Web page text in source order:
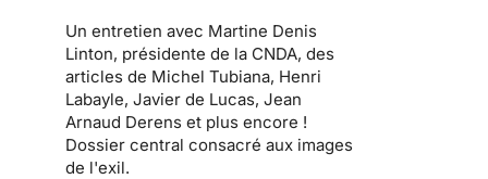
Un entretien avec Martine Denis
Linton, présidente de la CNDA, des
articles de Michel Tubiana, Henri
Labayle, Javier de Lucas, Jean
Arnaud Derens et plus encore !
Dossier central consacré aux images
de l'exil.